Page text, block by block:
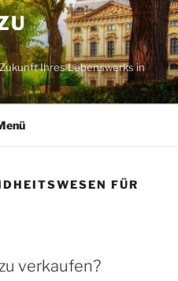
Ihres Lebenswerks in
FÜR
verkaufen?